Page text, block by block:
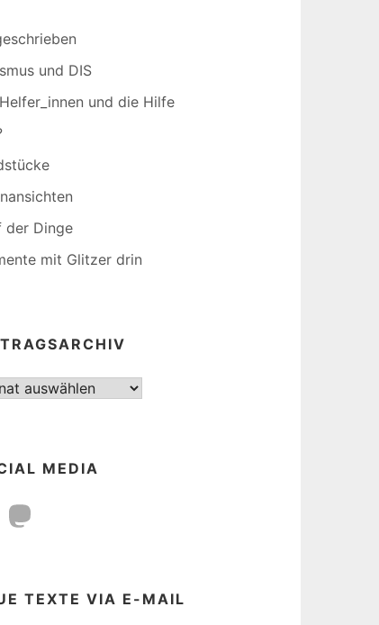
und DIS
und die Hilfe
der Dinge
mit Glitzer drin
MEDIA
Mastodon
TEXTE VIA E-MAIL